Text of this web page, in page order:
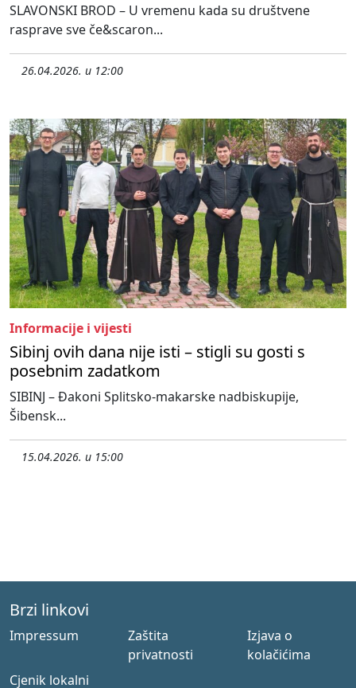
SLAVONSKI BROD – U vremenu kada su društvene
rasprave sve če&scaron...
26.04.2026. u 12:00
Informacije i vijesti
Sibinj ovih dana nije isti – stigli su gosti s
posebnim zadatkom
SIBINJ – Đakoni Splitsko-makarske nadbiskupije,
Šibensk...
15.04.2026. u 15:00
Brzi linkovi
Impressum
Zaštita
privatnosti
Izjava o
kolačićima
Cjenik lokalni